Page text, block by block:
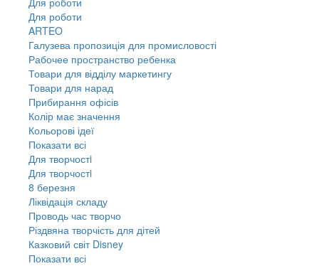
Для роботи
ARTEO
Галузева пропозиція для промисловості
Рабочее пространство ребенка
Товари для відділу маркетингу
Товари для нарад
Прибирання офісів
Колір має значення
Кольорові ідеї
Показати всі
Для творчостi
Для творчостi
8 березня
Ліквідація складу
Проводь час творчо
Різдвяна творчість для дітей
Казковий світ Disney
Показати всі